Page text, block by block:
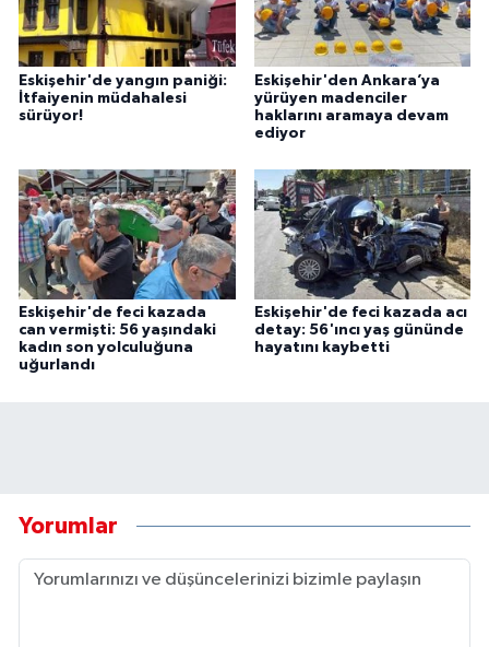
Eskişehir'de yangın paniği:
İtfaiyenin müdahalesi
sürüyor!
Eskişehir'den Ankara’ya
yürüyen madenciler
haklarını aramaya devam
ediyor
Eskişehir'de feci kazada
can vermişti: 56 yaşındaki
kadın son yolculuğuna
uğurlandı
Eskişehir'de feci kazada acı
detay: 56'ıncı yaş gününde
hayatını kaybetti
Yorumlar